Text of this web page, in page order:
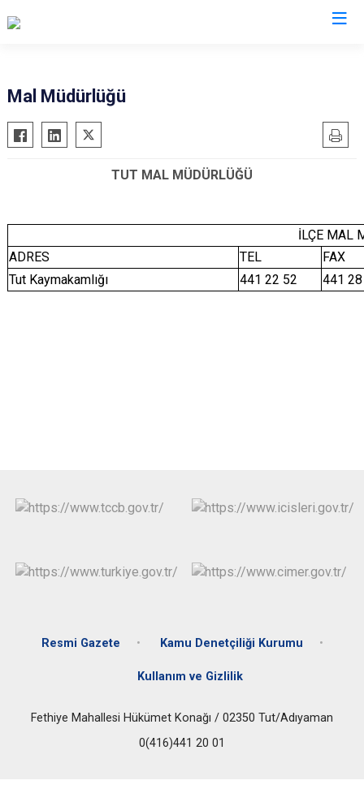
Besni
Çelikhan
Kahta
Samsat
Sincik
Mal Müdürlüğü
TUT MAL MÜDÜRLÜĞÜ
İLÇE MAL
ADRES
TEL
FAX
Tut Kaymakamlığı
441 22 52 441
Resmi Gazete Kamu Denetçiliği Kurumu
Kullanım ve Gizlilik
Fethiye Mahallesi Hükümet Konağı / 02350 Tut/Adıyaman
0(416)441 20 01